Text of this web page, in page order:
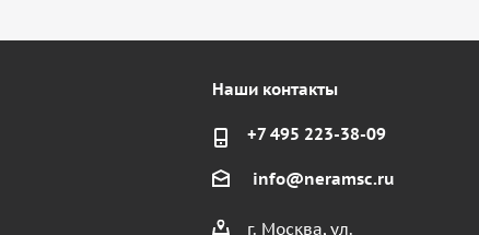
Наши контакты
+7 495 223-38-09
info@neramsc.ru
г. Москва, ул.